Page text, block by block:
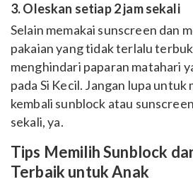
3. Oleskan setiap 2 jam sekali
Selain memakai sunscreen dan
pakaian yang tidak terlalu
menghindari paparan matahari
pada Si Kecil. Jangan lupa untuk
kembali sunblock atau
sekali, ya.
Tips Memilih Sunblock
Terbaik untuk Anak